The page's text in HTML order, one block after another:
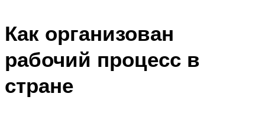
Как организован
рабочий процесс в
стране